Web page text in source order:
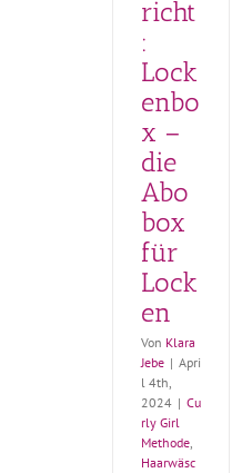
richt
:
Lock
enbo
x –
die
Abo
box
für
Lock
en
Von Klara
Jebe | Apri
l 4th,
2024 | Cu
rly Girl
Methode,
Haarwäsc